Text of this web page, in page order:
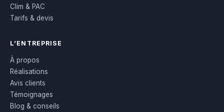
Clim & PAC
Tarifs & devis
L’ENTREPRISE
À propos
Réalisations
Avis clients
Témoignages
Blog & conseils